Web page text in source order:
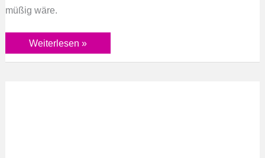
müßig wäre.
Weiterlesen »